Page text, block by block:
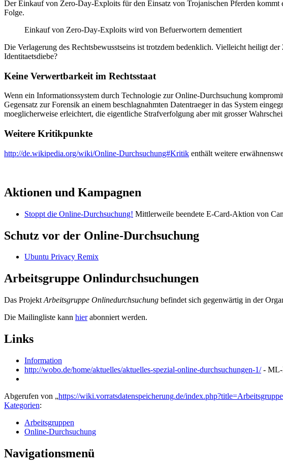
Der Einkauf von Zero-Day-Exploits für den Einsatz von Trojanischen Pferden
Folge.
Einkauf von Zero-Day-Exploits wird von Befuerwortern dementiert
Die Verlagerung des Rechtsbewusstseins ist trotzdem bedenklich. Vielleicht heiligt
Identitaetsdiebe?
Keine Verwertbarkeit im Rechtsstaat
Wenn ein Informationssystem durch Technologie zur Online-Durchsuchung
Gegensatz zur Forensik an einem beschlagnahmten Datentraeger in das System
moeglicherweise erleichtert, die eigentliche Strafverfolgung aber mit grosser
Weitere Kritikpunkte
http://de.wikipedia.org/wiki/Online-Durchsuchung#Kritik enthält weitere
Aktionen und Kampagnen
Stoppt die Online-Durchsuchung! Mittlerweile beendete E-Card-Aktion von
Schutz vor der Online-Durchsuchung
Ubuntu Privacy Remix
Arbeitsgruppe Onlindurchsuchungen
Das Projekt Arbeitsgruppe Onlinedurchsuchung befindet sich gegenwärtig in der
Die Mailingliste kann hierabonniert werden.
Links
Information
http://wobo.de/home/aktuelles/aktuelles-spezial-online-durchsuchungen-1/- ML-
Abgerufen von „https://wiki.vorratsdatenspeicherung.de/
Kategorien:
Arbeitsgruppen
Online-Durchsuchung
Navigationsmenü